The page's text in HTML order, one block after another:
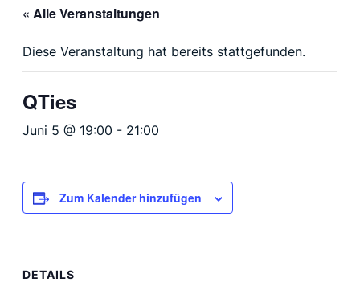
« Alle Veranstaltungen
Diese Veranstaltung hat bereits stattgefunden.
QTies
Juni 5 @ 19:00 - 21:00
Zum Kalender hinzufügen
DETAILS